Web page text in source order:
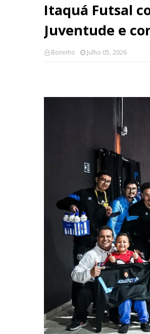
Itaquá Futsal
Juventude e
Boninho Julho 05, 2026